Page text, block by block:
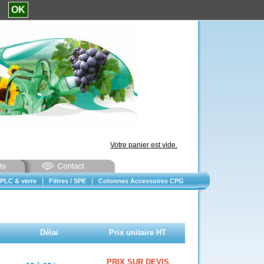
Votre panier est vide.
& verre Filtres / SPE Colonnes Accessoires CPG
Délai Prix unitaire HT
PRIX SUR DEVIS
OK